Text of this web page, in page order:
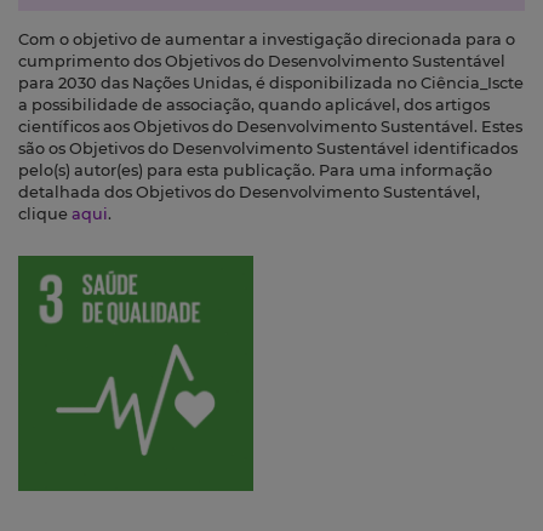
Com o objetivo de aumentar a investigação direcionada para o
cumprimento dos Objetivos do Desenvolvimento Sustentável
para 2030 das Nações Unidas, é disponibilizada no Ciência_Iscte
a possibilidade de associação, quando aplicável, dos artigos
científicos aos Objetivos do Desenvolvimento Sustentável. Estes
são os Objetivos do Desenvolvimento Sustentável identificados
pelo(s) autor(es) para esta publicação. Para uma informação
detalhada dos Objetivos do Desenvolvimento Sustentável,
clique aqui.